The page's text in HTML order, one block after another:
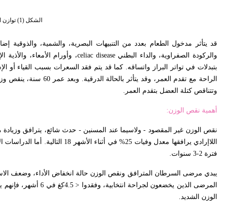
الشكل (1)
قد يتأثر مدخول الطعام بعدد من التنبيهات البصرية، والشمية،
والركودة الصفراوية، والداء البطنيceliac disease، وأورام الأمعاء، والأذية
بتبدلات في تواتر البراز واتساقه. كما قد يتم فقد السعرات بسبب القياء
وتتناقص كتلة العضل بتقدم العمر.
أهمية نقص الوزن:
نقص الوزن غير المقصود - ولاسيما عند المسنين - حدث شائع، يترافق وزيادة
اللاإرادي يرافقها معدل وفيات 25% في أثناء الأشهر 18 التالية. أما الدراسات الاستعادية
فترة 2-3 سنوات.
يبدي مرضى السرطان المترافق ونقص الوزن حالة انخفاض الأداء، وضعف
المرضى الذين
الوزن الشديد.